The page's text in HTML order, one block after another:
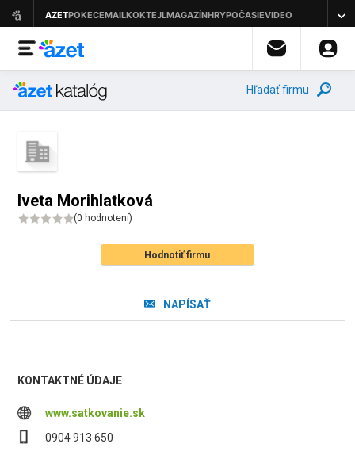
Hľadať firmu
Iveta Morihlatková
(0 hodnotení)
Hodnotiť firmu
NAPÍSAŤ
KONTAKTNÉ ÚDAJE
www.satkovanie.sk
0904 913 650